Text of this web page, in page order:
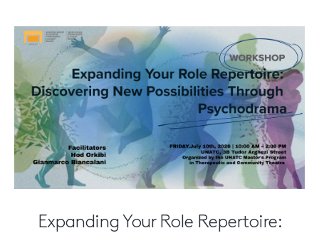
Expanding Your Role Repertoire: